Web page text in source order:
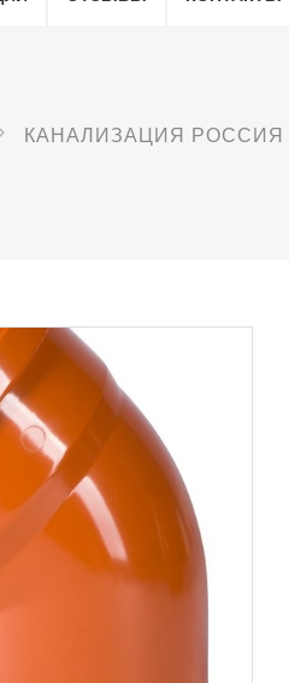
КАНАЛИЗАЦИЯ